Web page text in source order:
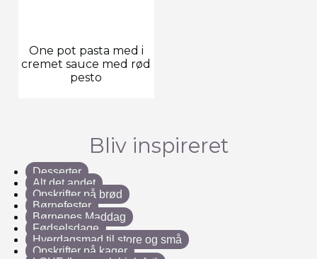
One pot pasta med i
cremet sauce med rød
pesto
Bliv inspireret
Desserter
Alt det andet
Opskrifter på brød
Børnefester
Børnenes Maddag
Fødselsdage
Hverdagsmad til store og små
Opskrifter på kager